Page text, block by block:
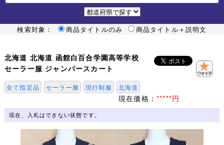
検索対象： 商品タイトルのみ 商品タイトル＋説明文
北海道 北海道 函館白百合学園高等学校
セーラー服 ジャンパースカート
全て指定品 セーラー服 現行制服 北海道
現在価格： *****円
現在、入札はできない状態です。